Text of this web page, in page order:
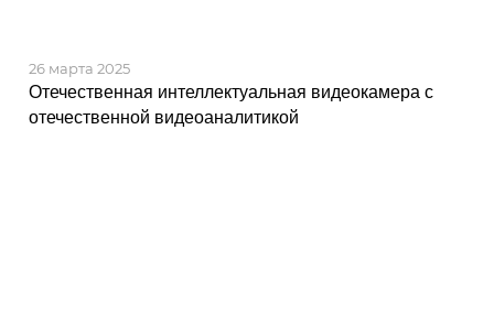
Отечественная интеллектуальная видеокамера с
отечественной видеоаналитикой
26 марта 2025